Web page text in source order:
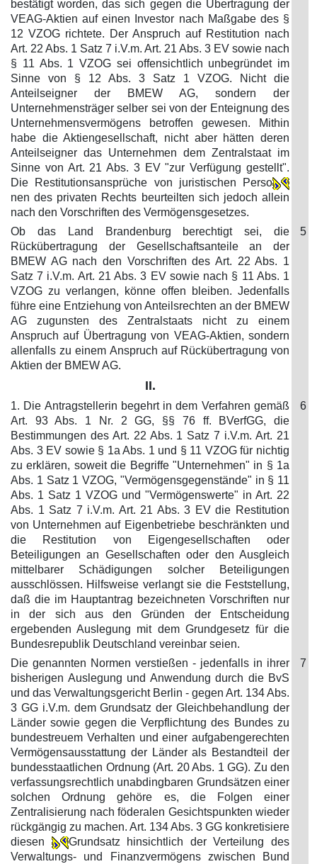
bestätigt worden, das sich gegen die Übertragung der
VEAG-Aktien auf einen Investor nach Maßgabe des §
12 VZOG richtete. Der Anspruch auf Restitution nach
Art. 22 Abs. 1 Satz 7 i.V.m. Art. 21 Abs. 3 EV sowie nach
§ 11 Abs. 1 VZOG sei offensichtlich unbegründet im
Sinne von § 12 Abs. 3 Satz 1 VZOG. Nicht die
Anteilseigner der BMEW AG, sondern der
Unternehmensträger selber sei von der Enteignung des
Unternehmensvermögens betroffen gewesen. Mithin
habe die Aktiengesellschaft, nicht aber hätten deren
Anteilseigner das Unternehmen dem Zentralstaat im
Sinne von Art. 21 Abs. 3 EV "zur Verfügung gestellt".
Die Restitutionsansprüche von juristischen Perso
nen des privaten Rechts beurteilten sich jedoch allein
nach den Vorschriften des Vermögensgesetzes.
Ob das Land Brandenburg berechtigt sei, die
Rückübertragung der Gesellschaftsanteile an der
BMEW AG nach den Vorschriften des Art. 22 Abs. 1
Satz 7 i.V.m. Art. 21 Abs. 3 EV sowie nach § 11 Abs. 1
VZOG zu verlangen, könne offen bleiben. Jedenfalls
führe eine Entziehung von Anteilsrechten an der BMEW
AG zugunsten des Zentralstaats nicht zu einem
Anspruch auf Übertragung von VEAG-Aktien, sondern
allenfalls zu einem Anspruch auf Rückübertragung von
Aktien der BMEW AG.
5
II.
1. Die Antragstellerin begehrt in dem Verfahren gemäß
Art. 93 Abs. 1 Nr. 2 GG, §§ 76 ff. BVerfGG, die
Bestimmungen des Art. 22 Abs. 1 Satz 7 i.V.m. Art. 21
Abs. 3 EV sowie § 1a Abs. 1 und § 11 VZOG für nichtig
zu erklären, soweit die Begriffe "Unternehmen" in § 1a
Abs. 1 Satz 1 VZOG, "Vermögensgegenstände" in § 11
Abs. 1 Satz 1 VZOG und "Vermögenswerte" in Art. 22
Abs. 1 Satz 7 i.V.m. Art. 21 Abs. 3 EV die Restitution
von Unternehmen auf Eigenbetriebe beschränkten und
die Restitution von Eigengesellschaften oder
Beteiligungen an Gesellschaften oder den Ausgleich
mittelbarer Schädigungen solcher Beteiligungen
ausschlössen. Hilfsweise verlangt sie die Feststellung,
daß die im Hauptantrag bezeichneten Vorschriften nur
in der sich aus den Gründen der Entscheidung
ergebenden Auslegung mit dem Grundgesetz für die
Bundesrepublik Deutschland vereinbar seien.
6
Die genannten Normen verstießen - jedenfalls in ihrer
bisherigen Auslegung und Anwendung durch die BvS
und das Verwaltungsgericht Berlin - gegen Art. 134 Abs.
3 GG i.V.m. dem Grundsatz der Gleichbehandlung der
Länder sowie gegen die Verpflichtung des Bundes zu
bundestreuem Verhalten und einer aufgabengerechten
Vermögensausstattung der Länder als Bestandteil der
bundesstaatlichen Ordnung (Art. 20 Abs. 1 GG). Zu den
verfassungsrechtlich unabdingbaren Grundsätzen einer
solchen Ordnung gehöre es, die Folgen einer
Zentralisierung nach föderalen Gesichtspunkten wieder
rückgängig zu machen. Art. 134 Abs. 3 GG konkretisiere
diesen
Grundsatz hinsichtlich der Verteilung des
Verwaltungs- und Finanzvermögens zwischen Bund
7